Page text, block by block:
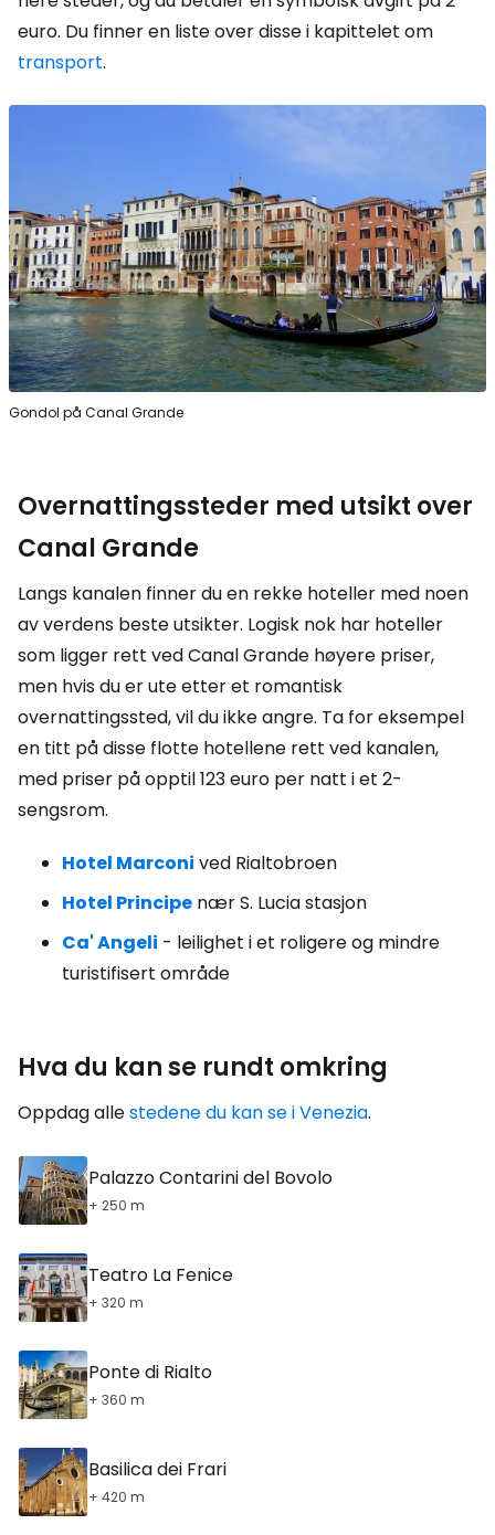
euro. Du finner en liste over disse i kapittelet om
transport.
Gondol på Canal Grande
Overnattingssteder med utsikt over
Canal Grande
Langs kanalen finner du en rekke hoteller med noen
av verdens beste utsikter. Logisk nok har hoteller
som ligger rett ved Canal Grande høyere priser,
men hvis du er ute etter et romantisk
overnattingssted, vil du ikke angre. Ta for eksempel
en titt på disse flotte hotellene rett ved kanalen,
med priser på opptil 123 euro per natt i et 2-
sengsrom.
Hotel Marconi ved Rialtobroen
Hotel Principe nær S. Lucia stasjon
Ca' Angeli - leilighet i et roligere og mindre
turistifisert område
Hva du kan se rundt omkring
Oppdag allestedene du kan se i Venezia.
Palazzo Contarini del Bovolo
+ 250 m
Teatro La Fenice
+ 320 m
Ponte di Rialto
+ 360 m
Basilica dei Frari
+ 420 m